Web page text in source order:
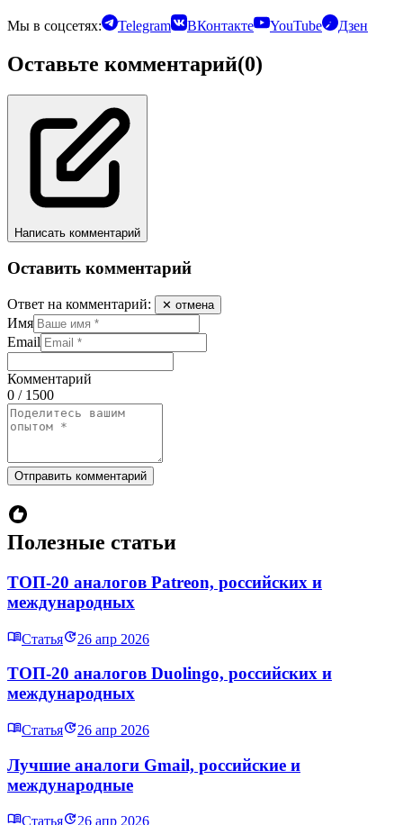
Мы в соцсетях: Telegram ВКонтакте YouTube Дзен
Оставьте комментарий(0)
Написать комментарий
Оставить комментарий
Ответ на комментарий: ✕ отмена
Имя
Email
Комментарий
0 / 1500
Отправить комментарий
Полезные статьи
ТОП-20 аналогов Patreon, российских и
международных
Статья 26 апр 2026
ТОП-20 аналогов Duolingo, российских и
международных
Статья 26 апр 2026
Лучшие аналоги Gmail, российские и
международные
Статья 26 апр 2026